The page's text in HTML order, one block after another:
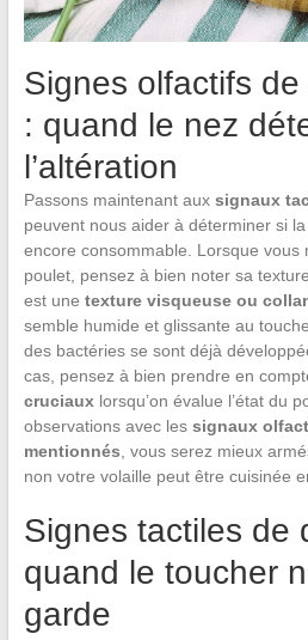
Signes olfactifs
: quand le nez
l’altération
Passons maintenant aux signaux
peuvent nous aider à déterminer si la
encore consommable. Lorsque vous
poulet, pensez à bien noter sa
est une texture visqueuse ou
semble humide et glissante au
des bactéries se sont déjà
cas, pensez à bien prendre en
cruciauxlorsqu’on évalue l’état du
observations avec les signaux
mentionnés , vous serez mieux
non votre volaille peut être cuisinée
Signes tactiles de
quand le toucher
garde